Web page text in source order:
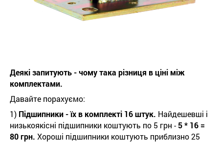
Деякі запитують - чому така різниця в ціні між
комплектами.
Давайте порахуємо:
1) Підшипники - їх в комплекті 16 штук. Найдешевші і
низькоякісні підшипники коштують по 5 грн -5 * 16 =
80 грн. Хороші підшипники коштують приблизно 25